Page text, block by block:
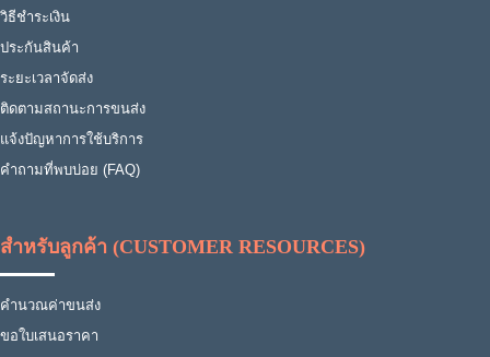
วิธีชำระเงิน
ประกันสินค้า
ระยะเวลาจัดส่ง
ติดตามสถานะการขนส่ง
แจ้งปัญหาการใช้บริการ
คำถามที่พบบ่อย (FAQ)
สำหรับลูกค้า (CUSTOMER RESOURCES)
คำนวณค่าขนส่ง
ขอใบเสนอราคา